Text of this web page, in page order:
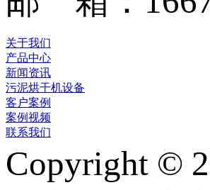
关于我们
产品中心
新闻资讯
污泥烘干机设备
客户案例
案例视频
联系我们
Copyright ©